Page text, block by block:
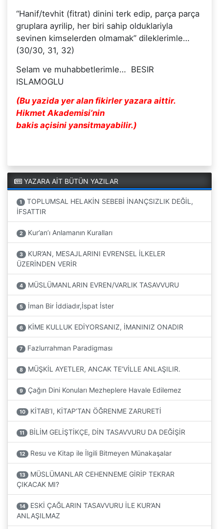
“Hanif/tevhit (fitrat) dinini terk edip, parça parça
gruplara ayrilip, her biri sahip olduklariyla
sevinen kimselerden olmamak” dileklerimle…
(30/30, 31, 32)
Selam ve muhabbetlerimle… BESIR
ISLAMOGLU
(Bu yazida yer alan fikirler yazara aittir.
Hikmet Akademisi’nin
bakis açisini yansitmayabilir.)
YAZARA AİT BÜTÜN YAZILAR
1
TOPLUMSAL HELAKİN SEBEBİ İNANÇSIZLIK DEĞİL,
İFSATTIR
2 Kur’an’ı Anlamanın Kuralları
3
KUR’AN, MESAJLARINI EVRENSEL İLKELER
ÜZERİNDEN VERİR
4 MÜSLÜMANLARIN EVREN/VARLIK TASAVVURU
5 İman Bir İddiadır,İspat İster
6 KİME KULLUK EDİYORSANIZ, İMANINIZ ONADIR
7 Fazlurrahman Paradigması
8 MÜŞKİL AYETLER, ANCAK TE’VİLLE ANLAŞILIR.
9 Çağın Dini Konuları Mezheplere Havale Edilemez
10 KİTAB’I, KİTAP’TAN ÖĞRENME ZARURETİ
11 BİLİM GELİŞTİKÇE, DİN TASAVVURU DA DEĞİŞİR
12 Resu ve Kitap ile İlgili Bitmeyen Münakaşalar
13
MÜSLÜMANLAR CEHENNEME GİRİP TEKRAR
ÇIKACAK MI?
14
ESKİ ÇAĞLARIN TASAVVURU İLE KUR’AN
ANLAŞILMAZ